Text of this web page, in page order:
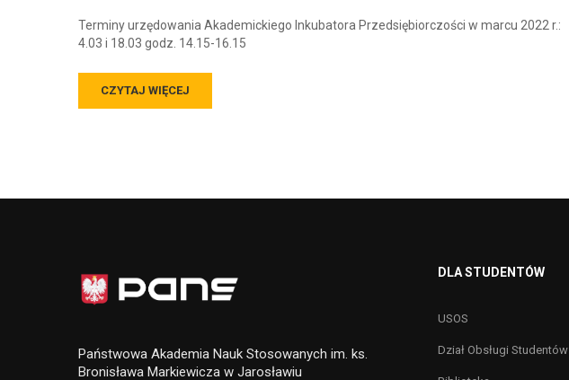
Terminy urzędowania Akademickiego Inkubatora Przedsiębiorczości w marcu 2022 r.:
4.03 i 18.03 godz. 14.15-16.15
CZYTAJ WIĘCEJ
Państwowa Akademia Nauk Stosowanych im. ks.
Bronisława Markiewicza w Jarosławiu
DLA STUDENTÓW
USOS
Dział Obsługi Studentów